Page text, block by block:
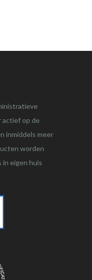
actief op de
inmiddels meer
worden
in eigen huis